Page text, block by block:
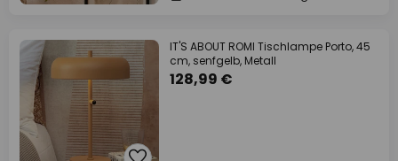
IT'S ABOUT ROMI Tischlampe Porto, 45
cm, senfgelb, Metall
128,99 €